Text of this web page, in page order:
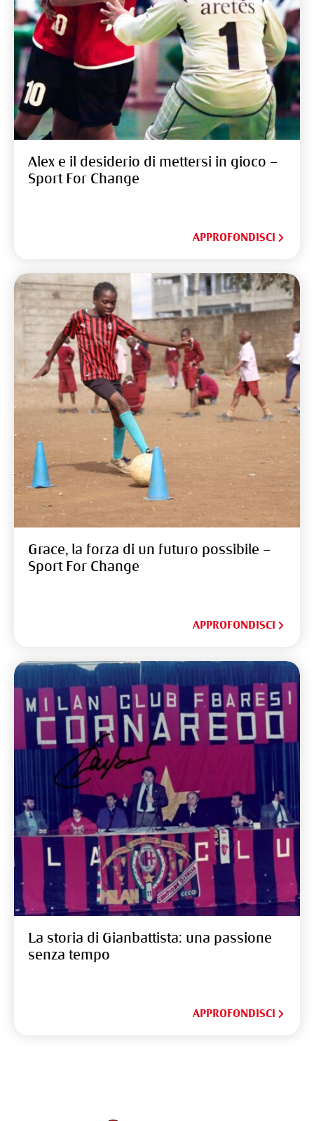
Alex e il desiderio di mettersi in gioco –
Sport For Change
APPROFONDISCI
Grace, la forza di un futuro possibile –
Sport For Change
APPROFONDISCI
La storia di Gianbattista: una passione
senza tempo
APPROFONDISCI